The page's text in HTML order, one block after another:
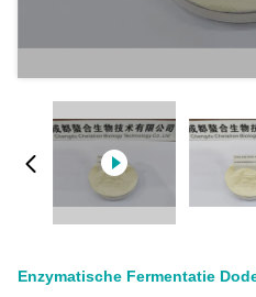
Enzymatische Fermentatie